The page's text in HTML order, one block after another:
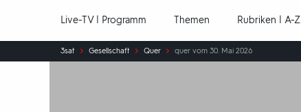
Live-TV | Programm Themen Rubriken | A-Z
Sie
sind
3sat Gesellschaft Quer quer vom 30. Mai 2026